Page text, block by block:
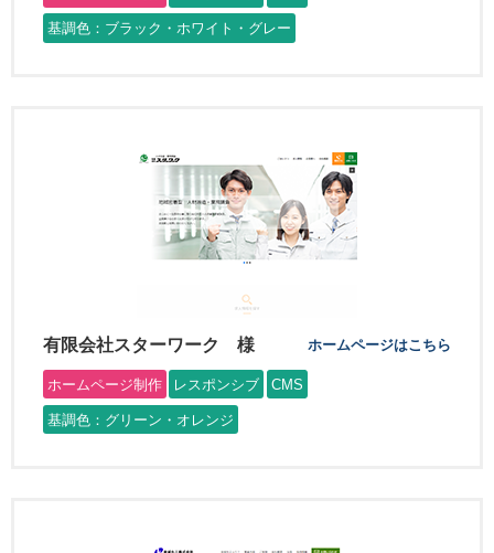
基調色：ブラック・ホワイト・グレー
有限会社スターワーク 様 ホームページはこちら
ホームページ制作 レスポンシブ CMS
基調色：グリーン・オレンジ